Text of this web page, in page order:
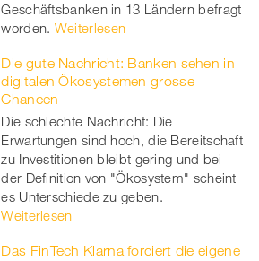
Geschäftsbanken in 13 Ländern befragt
worden. Weiterlesen
Die gute Nachricht: Banken sehen in
digitalen Ökosystemen grosse
Chancen
Die schlechte Nachricht: Die
Erwartungen sind hoch, die Bereitschaft
zu Investitionen bleibt gering und bei
der Definition von "Ökosystem" scheint
es Unterschiede zu geben.
Weiterlesen
Das FinTech Klarna forciert die eigene